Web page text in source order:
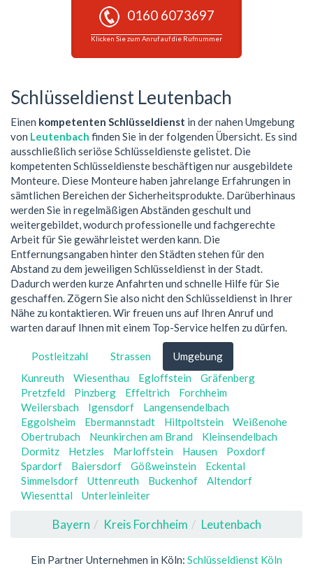
0160 6073697
Klicken Sie zum Anruf auf die Rufnummer
Schlüsseldienst Leutenbach
Einen kompetenten Schlüsseldienst in der nahen Umgebung
von Leutenbach finden Sie in der folgenden Übersicht. Es sind
ausschließlich seriöse Schlüsseldienste gelistet. Die
kompetenten Schlüsseldienste beschäftigen nur ausgebildete
Monteure. Diese Monteure haben jahrelange Erfahrungen in
sämtlichen Bereichen der Sicherheitsprodukte. Darüberhinaus
werden Sie in regelmäßigen Abständen geschult und
weitergebildet, wodurch professionelle und fachgerechte
Arbeit für Sie gewährleistet werden kann. Die
Entfernungsangaben hinter den Städten stehen für den
Abstand zu dem jeweiligen Schlüsseldienst in der Stadt.
Dadurch werden kurze Anfahrten und schnelle Hilfe für Sie
geschaffen. Zögern Sie also nicht den Schlüsseldienst in Ihrer
Nähe zu kontaktieren. Wir freuen uns auf Ihren Anruf und
warten darauf Ihnen mit einem Top-Service helfen zu dürfen.
Postleitzahl Strassen
Umgebung
Kunreuth
Wiesenthau Egloffstein
Gräfenberg
Pretzfeld
Pinzberg Effeltrich
Forchheim
Weilersbach
Igensdorf
Langensendelbach
Eggolsheim
Ebermannstadt Hiltpoltstein
Weißenohe
Obertrubach
Neunkirchen am Brand
Kleinsendelbach
Dormitz
Hetzles Marloffstein Hausen
Poxdorf
Spardorf
Baiersdorf Gößweinstein
Eckental
Simmelsdorf
Uttenreuth Buckenhof
Altendorf
Wiesenttal
Unterleinleiter
Bayern Kreis Forchheim Leutenbach
Ein Partner Unternehmen in Köln: Schlüsseldienst Köln